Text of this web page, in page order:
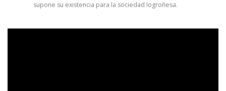
supone su existencia para la sociedad logroñesa.